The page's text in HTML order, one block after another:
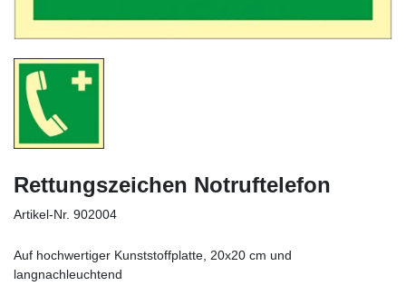
Rettungszeichen Notruftelefon
Artikel-Nr. 902004
Auf hochwertiger Kunststoffplatte, 20x20 cm und
langnachleuchtend